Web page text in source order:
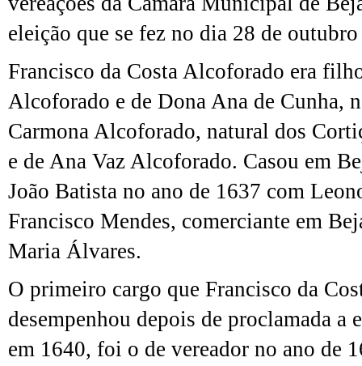
eleição que se fez no dia 28 de
Francisco da Costa Alcoforado era
Alcoforado e de Dona Ana de Cunha,
Carmona Alcoforado, natural dos
e de Ana Vaz Alcoforado. Casou em
João Batista no ano de 1637 com
Francisco Mendes, comerciante em
Maria Álvares.
O primeiro cargo que Francisco da
desempenhou depois de proclamada a
em 1640, foi o de vereador no ano de